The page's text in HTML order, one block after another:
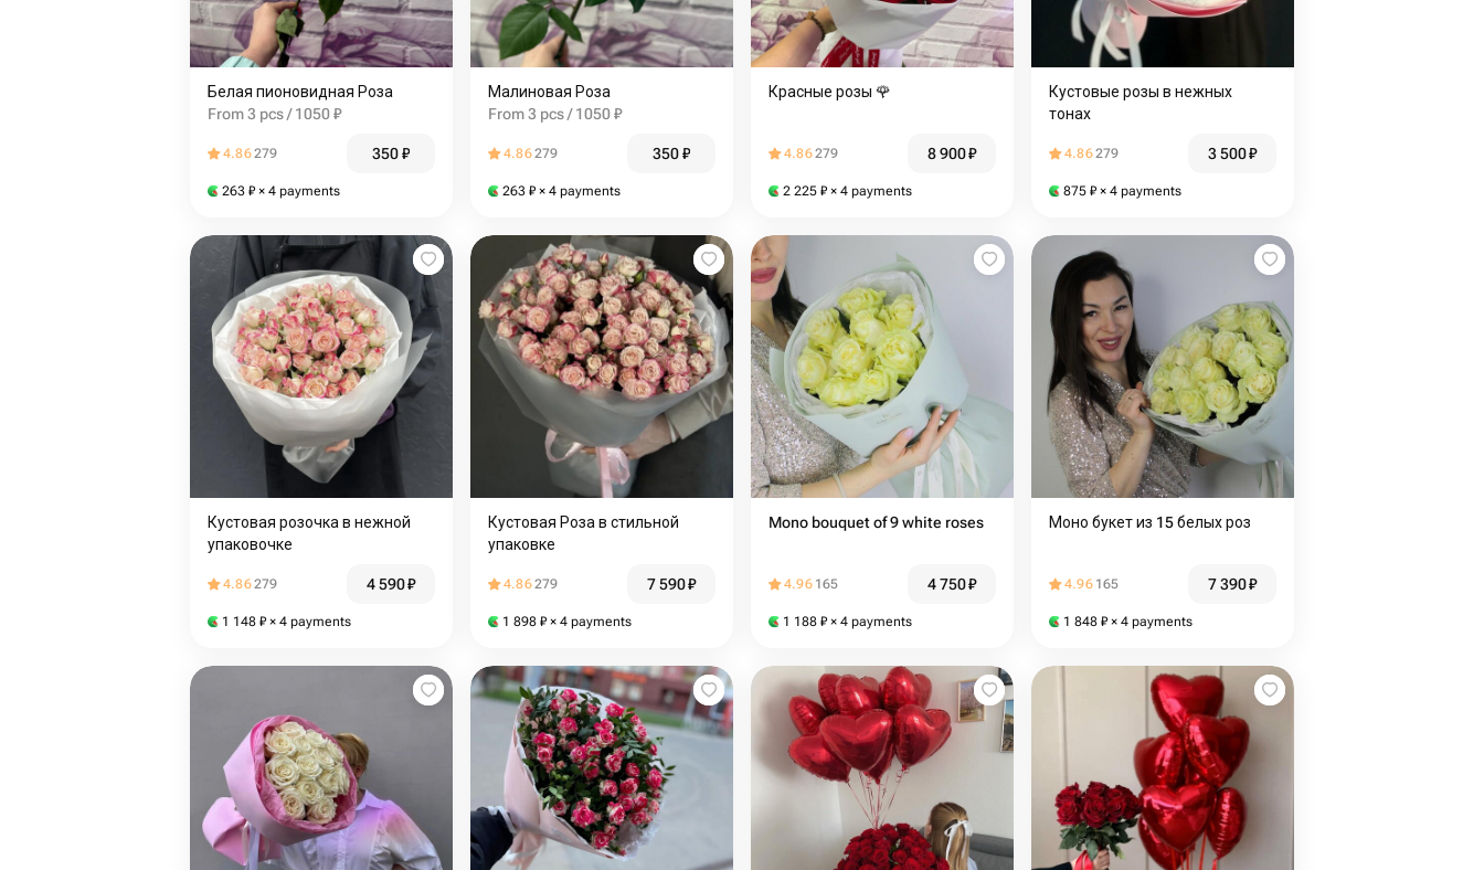
Белая пионовидная Роза
From 3 pcs / 1050 ₽
4.86279 350₽
263 ₽ × 4 payments
Малиновая Роза
From 3 pcs / 1050 ₽
4.86279 350₽
263 ₽ × 4 payments
Красные розы 🌹
4.86279 8 900₽
2 225 ₽ × 4 payments
Кустовые розы в нежных
тонах
4.86279 3 500₽
875 ₽ × 4 payments
Кустовая розочка в нежной
упаковочке
4.86279 4 590₽
1 148 ₽ × 4 payments
Кустовая Роза в стильной
упаковке
4.86279 7 590₽
1 898 ₽ × 4 payments
Mono bouquet of 9 white roses
4.96 165 4 750₽
1 188 ₽ × 4 payments
Моно букет из 15 белых роз
4.96 165 7 390₽
1 848 ₽ × 4 payments